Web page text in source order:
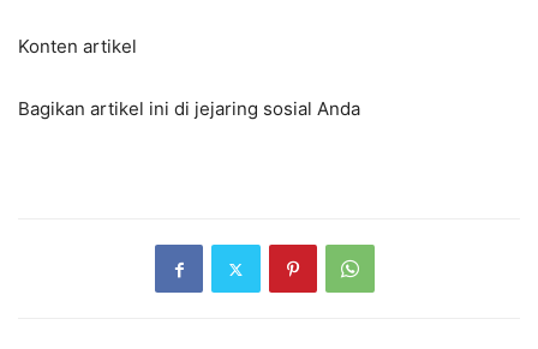
Konten artikel
Bagikan artikel ini di jejaring sosial Anda